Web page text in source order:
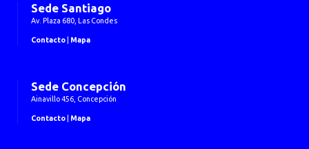
Sede Santiago
Av. Plaza 680, Las Condes
Contacto Mapa
Sede Concepción
Ainavillo 456, Concepción
Contacto Mapa